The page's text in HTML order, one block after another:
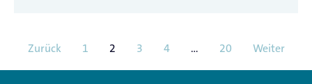
Zurück 1 2 3 4 … 20 Weiter